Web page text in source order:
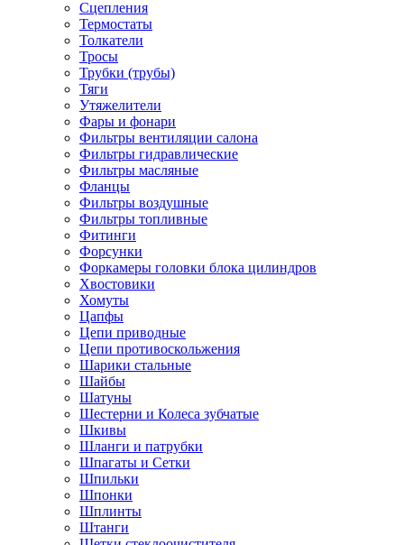
Сцепления
Термостаты
Толкатели
Тросы
Трубки (трубы)
Тяги
Утяжелители
Фары и фонари
Фильтры вентиляции салона
Фильтры гидравлические
Фильтры масляные
Фланцы
Фильтры воздушные
Фильтры топливные
Фитинги
Форсунки
Форкамеры головки блока цилиндров
Хвостовики
Хомуты
Цапфы
Цепи приводные
Цепи противоскольжения
Шарики стальные
Шайбы
Шатуны
Шестерни и Колеса зубчатые
Шкивы
Шланги и патрубки
Шпагаты и Сетки
Шпильки
Шпонки
Шплинты
Штанги